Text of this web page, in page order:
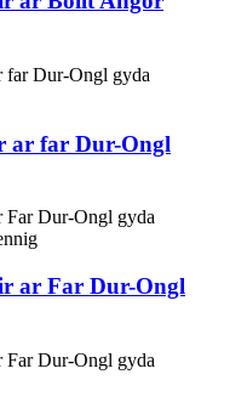
ar far Dur-Ongl
ar Far Dur-Ongl